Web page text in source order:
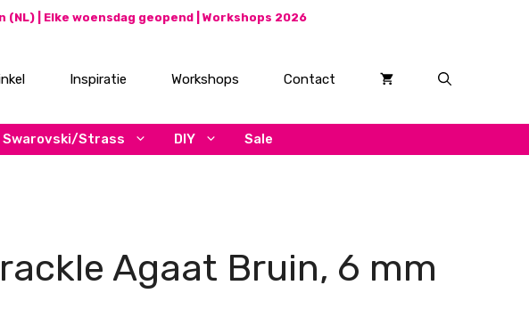
| Elke woensdag geopend | Workshops 2026
Inspiratie Workshops Contact
Swarovski/Strass DIY Sale
Agaat Bruin, 6 mm